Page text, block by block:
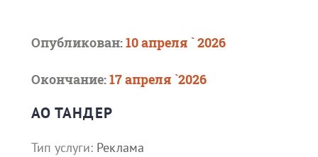
Опубликован:10 апреля ` 2026
Окончание:17 апреля `2026
АО ТАНДЕР
Тип услуги: Реклама